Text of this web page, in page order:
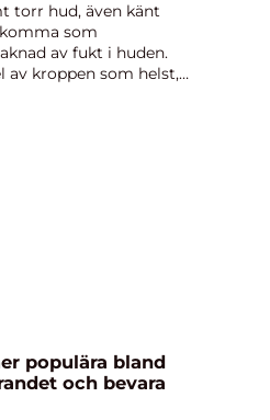
torr hud, även känt
som
av fukt i huden.
av kroppen som helst,
populära bland
och bevara